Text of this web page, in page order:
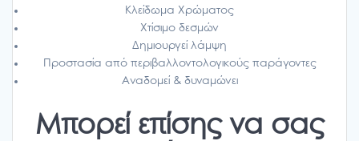
Κλείδωμα Χρώματος
Χτίσιμο δεσμών
Δημιουργεί λάμψη
Προστασία από περιβαλλοντολογικούς παράγοντες
Αναδομεί & δυναμώνει
Μπορεί επίσης να σας